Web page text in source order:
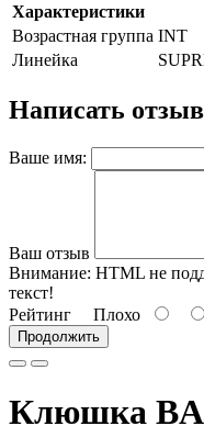
Характеристики
Возрастная группа INT
Линейка
Написать отзыв
Ваше имя:
Ваш отзыв
Внимание: HTML не
текст!
Рейтинг Плохо
Продолжить
Клюшка